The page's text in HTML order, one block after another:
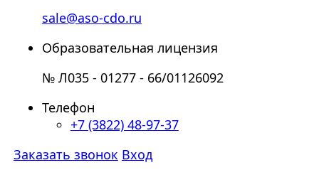
sale@aso-cdo.ru
Образовательная лицензия
№ Л035 - 01277 - 66/01126092
Телефон
+7 (3822) 48-97-37
Заказать звонок Вход